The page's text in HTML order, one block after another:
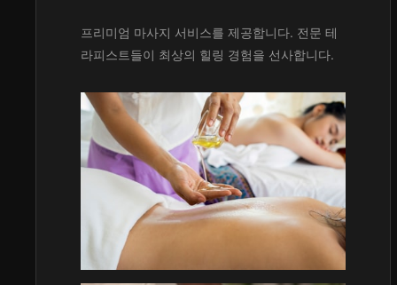
프리미엄 마사지 서비스를 제공합니다. 전문 테
라피스트들이 최상의 힐링 경험을 선사합니다.